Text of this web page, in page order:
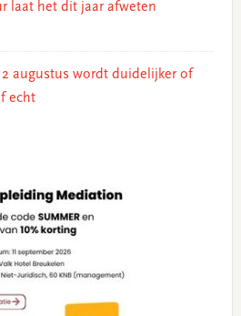
laat het dit jaar afweten
2 augustus wordt duidelijker of
echt